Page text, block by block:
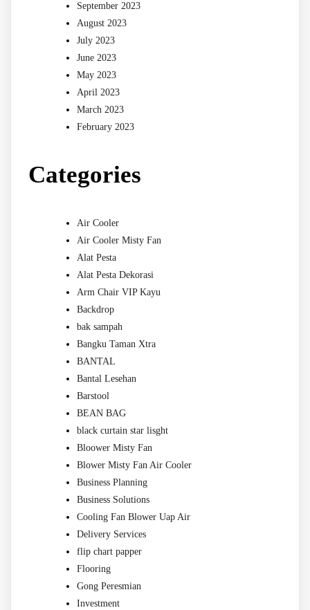
September 2023
August 2023
July 2023
June 2023
May 2023
April 2023
March 2023
February 2023
Categories
Air Cooler
Air Cooler Misty Fan
Alat Pesta
Alat Pesta Dekorasi
Arm Chair VIP Kayu
Backdrop
bak sampah
Bangku Taman Xtra
BANTAL
Bantal Lesehan
Barstool
BEAN BAG
black curtain star lisght
Bloower Misty Fan
Blower Misty Fan Air Cooler
Business Planning
Business Solutions
Cooling Fan Blower Uap Air
Delivery Services
flip chart papper
Flooring
Gong Peresmian
Investment